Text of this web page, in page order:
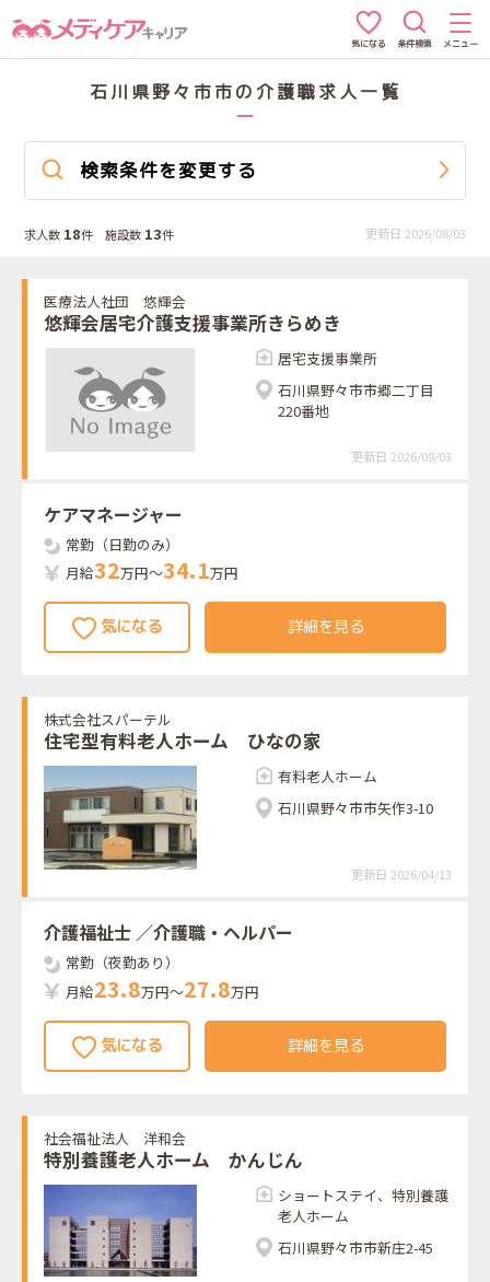
気になる 条件検索 メニュー
石川県野々市市の介護職求人一覧
検索条件を変更する
求人数 18件 施設数 13件 更新日 2026/08/03
医療法人社団 悠輝会
悠輝会居宅介護支援事業所きらめき
居宅支援事業所
石川県野々市市郷二丁目
220番地
更新日 2026/08/03
ケアマネージャー
常勤（日勤のみ）
月給32万円～34.1万円
詳細を見る
株式会社スパーテル
住宅型有料老人ホーム ひなの家
有料老人ホーム
石川県野々市市矢作3-10
更新日 2026/04/13
介護福祉士 ／介護職・ヘルパー
常勤（夜勤あり）
月給23.8万円～27.8万円
詳細を見る
社会福祉法人 洋和会
特別養護老人ホーム かんじん
ショートステイ、特別養護
老人ホーム
石川県野々市市新庄2-45